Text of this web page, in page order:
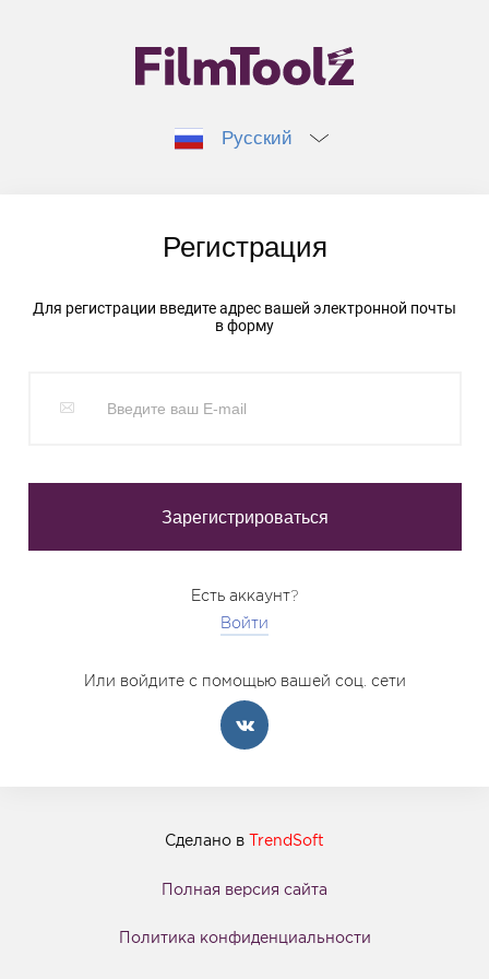
Русский
Регистрация
Для регистрации введите адрес вашей электронной почты
в форму
Есть аккаунт?
Войти
Или войдите с помощью вашей соц. сети
Сделано в TrendSoft
Полная версия сайта
Политика конфиденциальности